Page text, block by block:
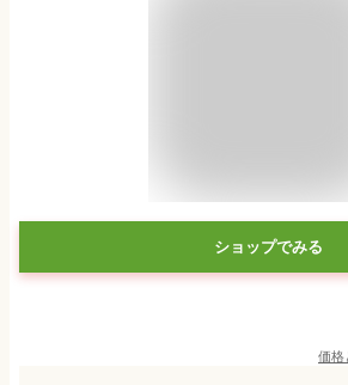
ショップでみる
価格